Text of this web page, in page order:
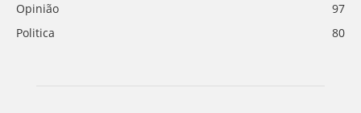
Opinião
97
Politica
80